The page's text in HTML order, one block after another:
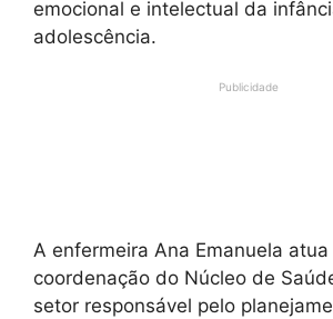
emocional e intelectual da
adolescência.
Publicidade
A enfermeira Ana Emanuela atua
coordenação do Núcleo de
setor responsável pelo